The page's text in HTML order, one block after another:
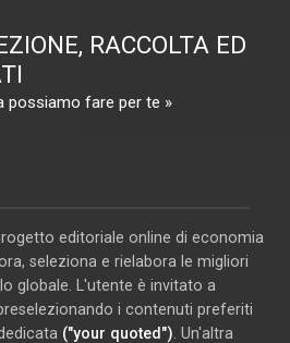
RACCOLTA ED
possiamo fare per te »
editoriale online di economia
seleziona e rielabora le migliori
globale. L'utente è invitato a
i contenuti preferiti
("your quoted") . Un'altra